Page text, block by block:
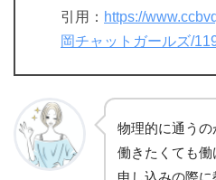
引用： https://
岡チャットガールズ/
物理的に通うの
働きたくても
申し込みの際に